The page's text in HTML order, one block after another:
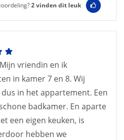
2vinden dit leuk
vriendin en ik
in kamer 7 en 8. Wij
in het appartement. Een
badkamer. En aparte
een eigen keuken, is
hebben we